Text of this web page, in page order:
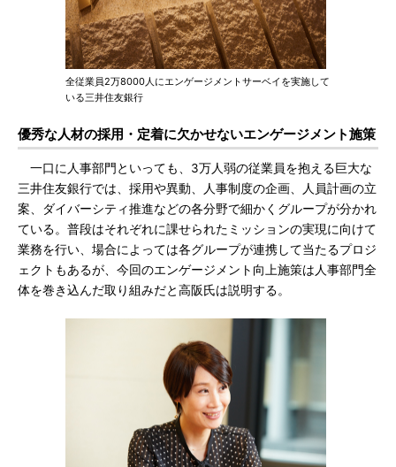
全従業員2万8000人にエンゲージメントサーベイを実施して
いる三井住友銀行
優秀な人材の採用・定着に欠かせないエンゲージメント施策
一口に人事部門といっても、3万人弱の従業員を抱える巨大な
三井住友銀行では、採用や異動、人事制度の企画、人員計画の立
案、ダイバーシティ推進などの各分野で細かくグループが分かれ
ている。普段はそれぞれに課せられたミッションの実現に向けて
業務を行い、場合によっては各グループが連携して当たるプロジ
ェクトもあるが、今回のエンゲージメント向上施策は人事部門全
体を巻き込んだ取り組みだと高阪氏は説明する。